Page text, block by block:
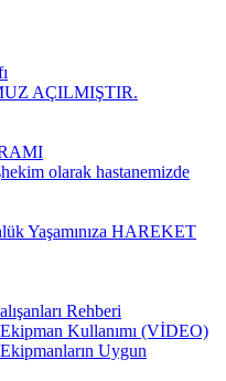
AÇILMIŞTIR.
olarak hastanemizde
Yaşamınıza HAREKET
Rehberi
Kullanımı (VİDEO)
Uygun